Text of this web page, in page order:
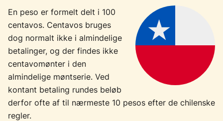
En peso er formelt delt i 100
centavos. Centavos bruges
dog normalt ikke i almindelige
betalinger, og der findes ikke
centavomønter i den
almindelige møntserie. Ved
kontant betaling rundes beløb
derfor ofte af til nærmeste 10 pesos efter de chilenske
regler.